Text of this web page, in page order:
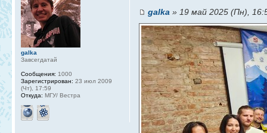
galka » 19 май 2025 (Пн),
galka
Завсегдатай
Сообщения: 1000
Зарегистрирован: 23 июл 2009
(Чт), 17:59
Откуда: МГУ/ Вестра